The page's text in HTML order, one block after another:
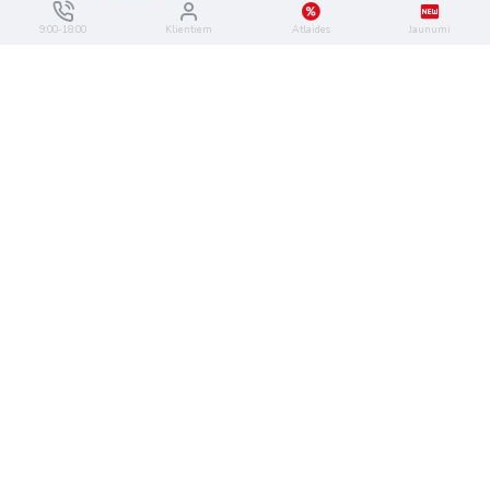
9:00-18:00 Klientiem Atlaides Jaunumi